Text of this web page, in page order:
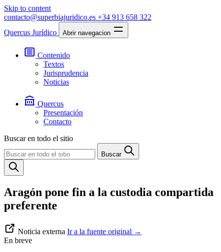
Skip to content
contacto@superbiajuridico.es +34 913 658 322
Quercus Jurídico
Abrir navegacion
Contenido
Textos
Jurisprudencia
Noticias
Quercus
Presentación
Contacto
Buscar en todo el sitio
Buscar
Aragón pone fin a la custodia compartida
preferente
Noticia externa Ir a la fuente original →
En breve